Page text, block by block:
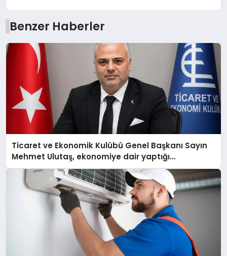
Benzer Haberler
Ticaret ve Ekonomik Kulübü Genel Başkanı Sayın
Mehmet Ulutaş, ekonomiye dair yaptığı
açıklamada şunları kaydetti: